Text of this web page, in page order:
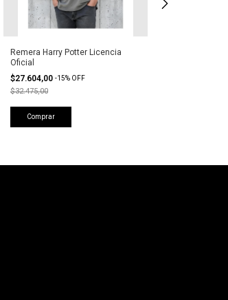
Remera Harry Potter Licencia
Oficial
$27.604,00 -15% OFF
$32.475,00
Comprar